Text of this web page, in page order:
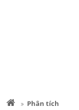
Phân tích